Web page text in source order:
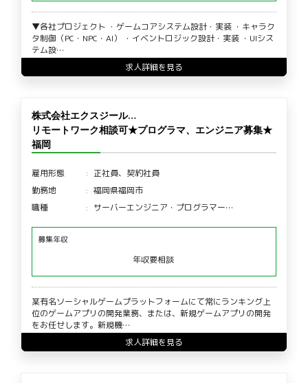
▼各社プロジェクト ・ゲームコアシステム設計・実装 ・キャラク
タ制御（PC・NPC・AI） ・イベントロジック設計・実装 ・UIシス
テム設…
求人詳細を見る
株式会社エクスジール…
リモートワーク相談可★プログラマ、エンジニア募集★
福岡
雇用形態
正社員、契約社員
勤務地
福岡県福岡市
職種
サーバーエンジニア・プログラマー…
募集年収
年収要相談
某有名ソーシャルゲームプラットフォームにて常にランキング上
位のゲームアプリの開発業務、または、新規ゲームアプリの開発
をお任せします。新規機…
求人詳細を見る